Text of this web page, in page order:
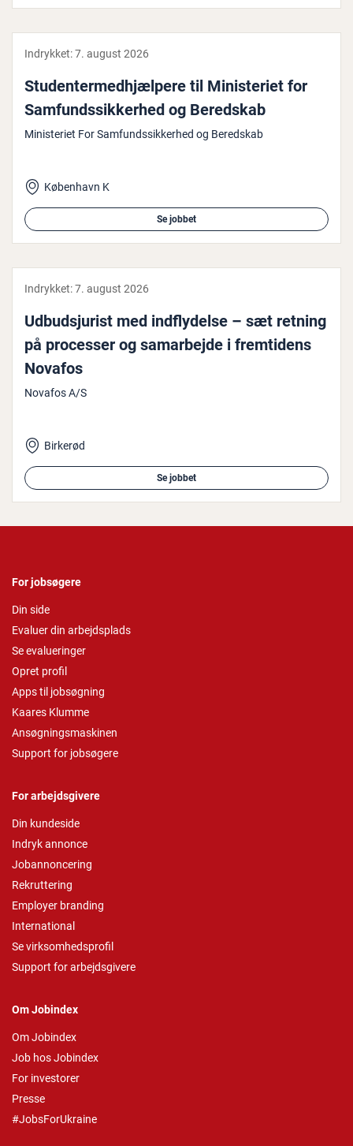
Indrykket:7. august 2026
Stu­den­ter­med­hjæl­pe­re til Mi­ni­ste­ri­et for
Sam­funds­sik­ker­hed og Beredskab
Ministeriet For Samfundssikkerhed og Beredskab
København K
Se jobbet
Indrykket:7. august 2026
Ud­bud­s­jurist med ind­fly­del­se – sæt retning
på processer og sam­ar­bej­de i frem­ti­dens
Novafos
Novafos A/S
Birkerød
Se jobbet
For jobsøgere
Din side
Evaluer din arbejdsplads
Se evalueringer
Opret profil
Apps til jobsøgning
Kaares Klumme
Ansøgningsmaskinen
Support for jobsøgere
For arbejdsgivere
Din kundeside
Indryk annonce
Jobannoncering
Rekruttering
Employer branding
International
Se virksomhedsprofil
Support for arbejdsgivere
Om Jobindex
Om Jobindex
Job hos Jobindex
For investorer
Presse
#JobsForUkraine